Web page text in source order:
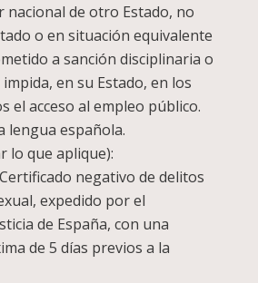
nacional de otro Estado, no
o en situación equivalente
a sanción disciplinaria o
en su Estado, en los
el acceso al empleo público.
lengua española.
lo que aplique):
negativo de delitos
expedido por el
de España, con una
de 5 días previos a la